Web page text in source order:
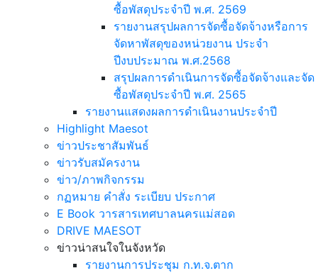
ซื้อพัสดุประจำปี พ.ศ. 2569
รายงานสรุปผลการจัดซื้อจัดจ้างหรือการ
จัดหาพัสดุของหน่วยงาน ประจำ
ปีงบประมาณ พ.ศ.2568
สรุปผลการดำเนินการจัดซื้อจัดจ้างและจัด
ซื้อพัสดุประจำปี พ.ศ. 2565
รายงานแสดงผลการดำเนินงานประจำปี
Highlight Maesot
ข่าวประชาสัมพันธ์
ข่าวรับสมัครงาน
ข่าว/ภาพกิจกรรม
กฏหมาย คำสั่ง ระเบียบ ประกาศ
E Book วารสารเทศบาลนครแม่สอด
DRIVE MAESOT
ข่าวน่าสนใจในจังหวัด
รายงานการประชุม ก.ท.จ.ตาก